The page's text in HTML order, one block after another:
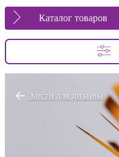
Каталог товаров
кисти для дизайна